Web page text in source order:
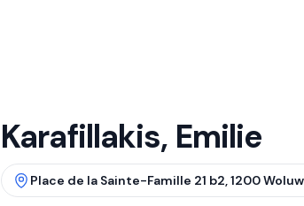
Karafillakis, Emilie
Place de la Sainte-Famille 21 b2, 1200